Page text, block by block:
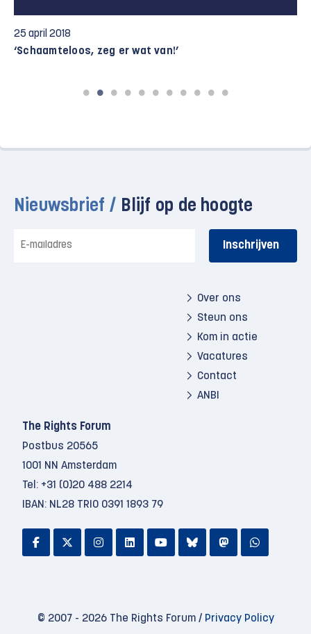
25 april 2018
‘Schaamteloos, zeg er wat van!’
Nieuwsbrief / Blijf op de hoogte
mailadres
Over ons
Steun ons
Kom in actie
Vacatures
Contact
ANBI
The Rights Forum
Postbus 20565
1001 NN Amsterdam
Tel: +31 (0)20 488 2214
IBAN: NL28 TRIO 0391 1893 79
© 2007 - 2026 The Rights Forum / Privacy Policy